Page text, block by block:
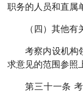
职务的人员和直属
（四）其他有
考察内设机构
求意见的范围参照
第三十一条